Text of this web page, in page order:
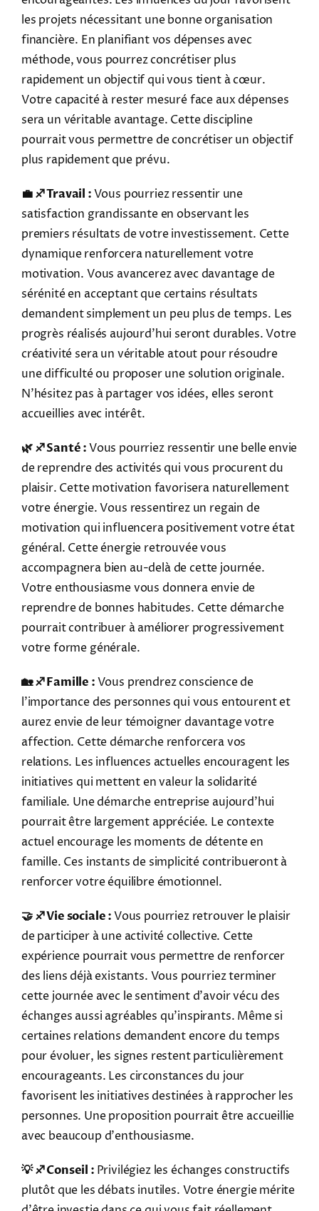
les projets nécessitant une bonne organisation
financière. En planifiant vos dépenses avec
méthode, vous pourrez concrétiser plus
rapidement un objectif qui vous tient à cœur.
Votre capacité à rester mesuré face aux dépenses
sera un véritable avantage. Cette discipline
pourrait vous permettre de concrétiser un objectif
plus rapidement que prévu.
💼 ♐ Travail :Vous pourriez ressentir une
satisfaction grandissante en observant les
premiers résultats de votre investissement. Cette
dynamique renforcera naturellement votre
motivation. Vous avancerez avec davantage de
sérénité en acceptant que certains résultats
demandent simplement un peu plus de temps. Les
progrès réalisés aujourd'hui seront durables. Votre
créativité sera un véritable atout pour résoudre
une difficulté ou proposer une solution originale.
N'hésitez pas à partager vos idées, elles seront
accueillies avec intérêt.
🌿 ♐ Santé :Vous pourriez ressentir une belle envie
de reprendre des activités qui vous procurent du
plaisir. Cette motivation favorisera naturellement
votre énergie. Vous ressentirez un regain de
motivation qui influencera positivement votre état
général. Cette énergie retrouvée vous
accompagnera bien au-delà de cette journée.
Votre enthousiasme vous donnera envie de
reprendre de bonnes habitudes. Cette démarche
pourrait contribuer à améliorer progressivement
votre forme générale.
🏡 ♐ Famille :Vous prendrez conscience de
l'importance des personnes qui vous entourent et
aurez envie de leur témoigner davantage votre
affection. Cette démarche renforcera vos
relations. Les influences actuelles encouragent les
initiatives qui mettent en valeur la solidarité
familiale. Une démarche entreprise aujourd'hui
pourrait être largement appréciée. Le contexte
actuel encourage les moments de détente en
famille. Ces instants de simplicité contribueront à
renforcer votre équilibre émotionnel.
🤝 ♐ Vie sociale :Vous pourriez retrouver le plaisir
de participer à une activité collective. Cette
expérience pourrait vous permettre de renforcer
des liens déjà existants. Vous pourriez terminer
cette journée avec le sentiment d'avoir vécu des
échanges aussi agréables qu'inspirants. Même si
certaines relations demandent encore du temps
pour évoluer, les signes restent particulièrement
encourageants. Les circonstances du jour
favorisent les initiatives destinées à rapprocher les
personnes. Une proposition pourrait être accueillie
avec beaucoup d'enthousiasme.
💡 ♐ Conseil : Privilégiez les échanges constructifs
plutôt que les débats inutiles. Votre énergie mérite